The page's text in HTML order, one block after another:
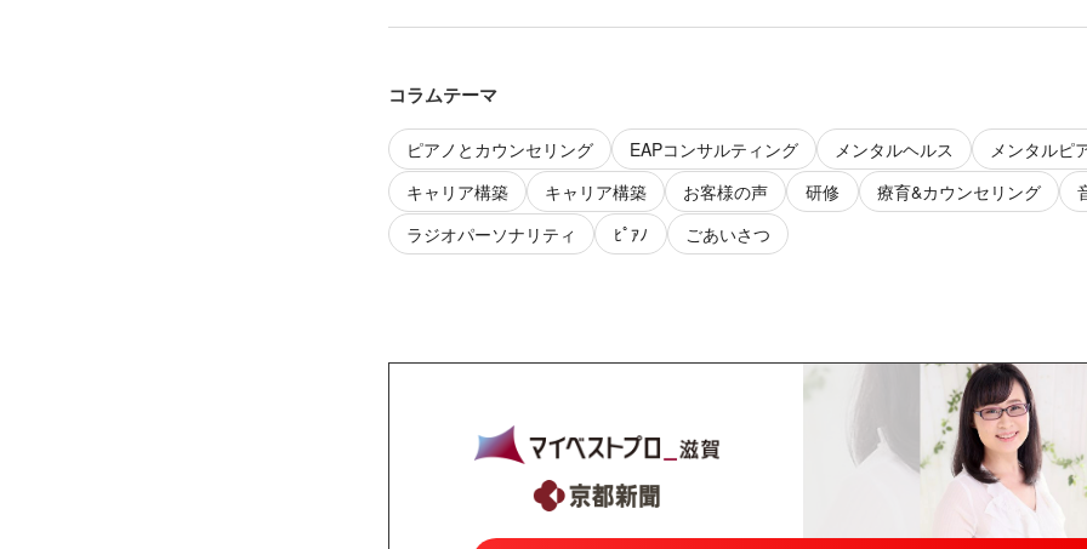
コラムテーマ
ピアノとカウンセリング EAPコンサルティング メンタルヘルス
メンタルピ
キャリア構築
キャリア構築 お客様の声 研修 療育&カウンセリング
ラジオパーソナリティ
ﾋﾟｱﾉ ごあいさつ